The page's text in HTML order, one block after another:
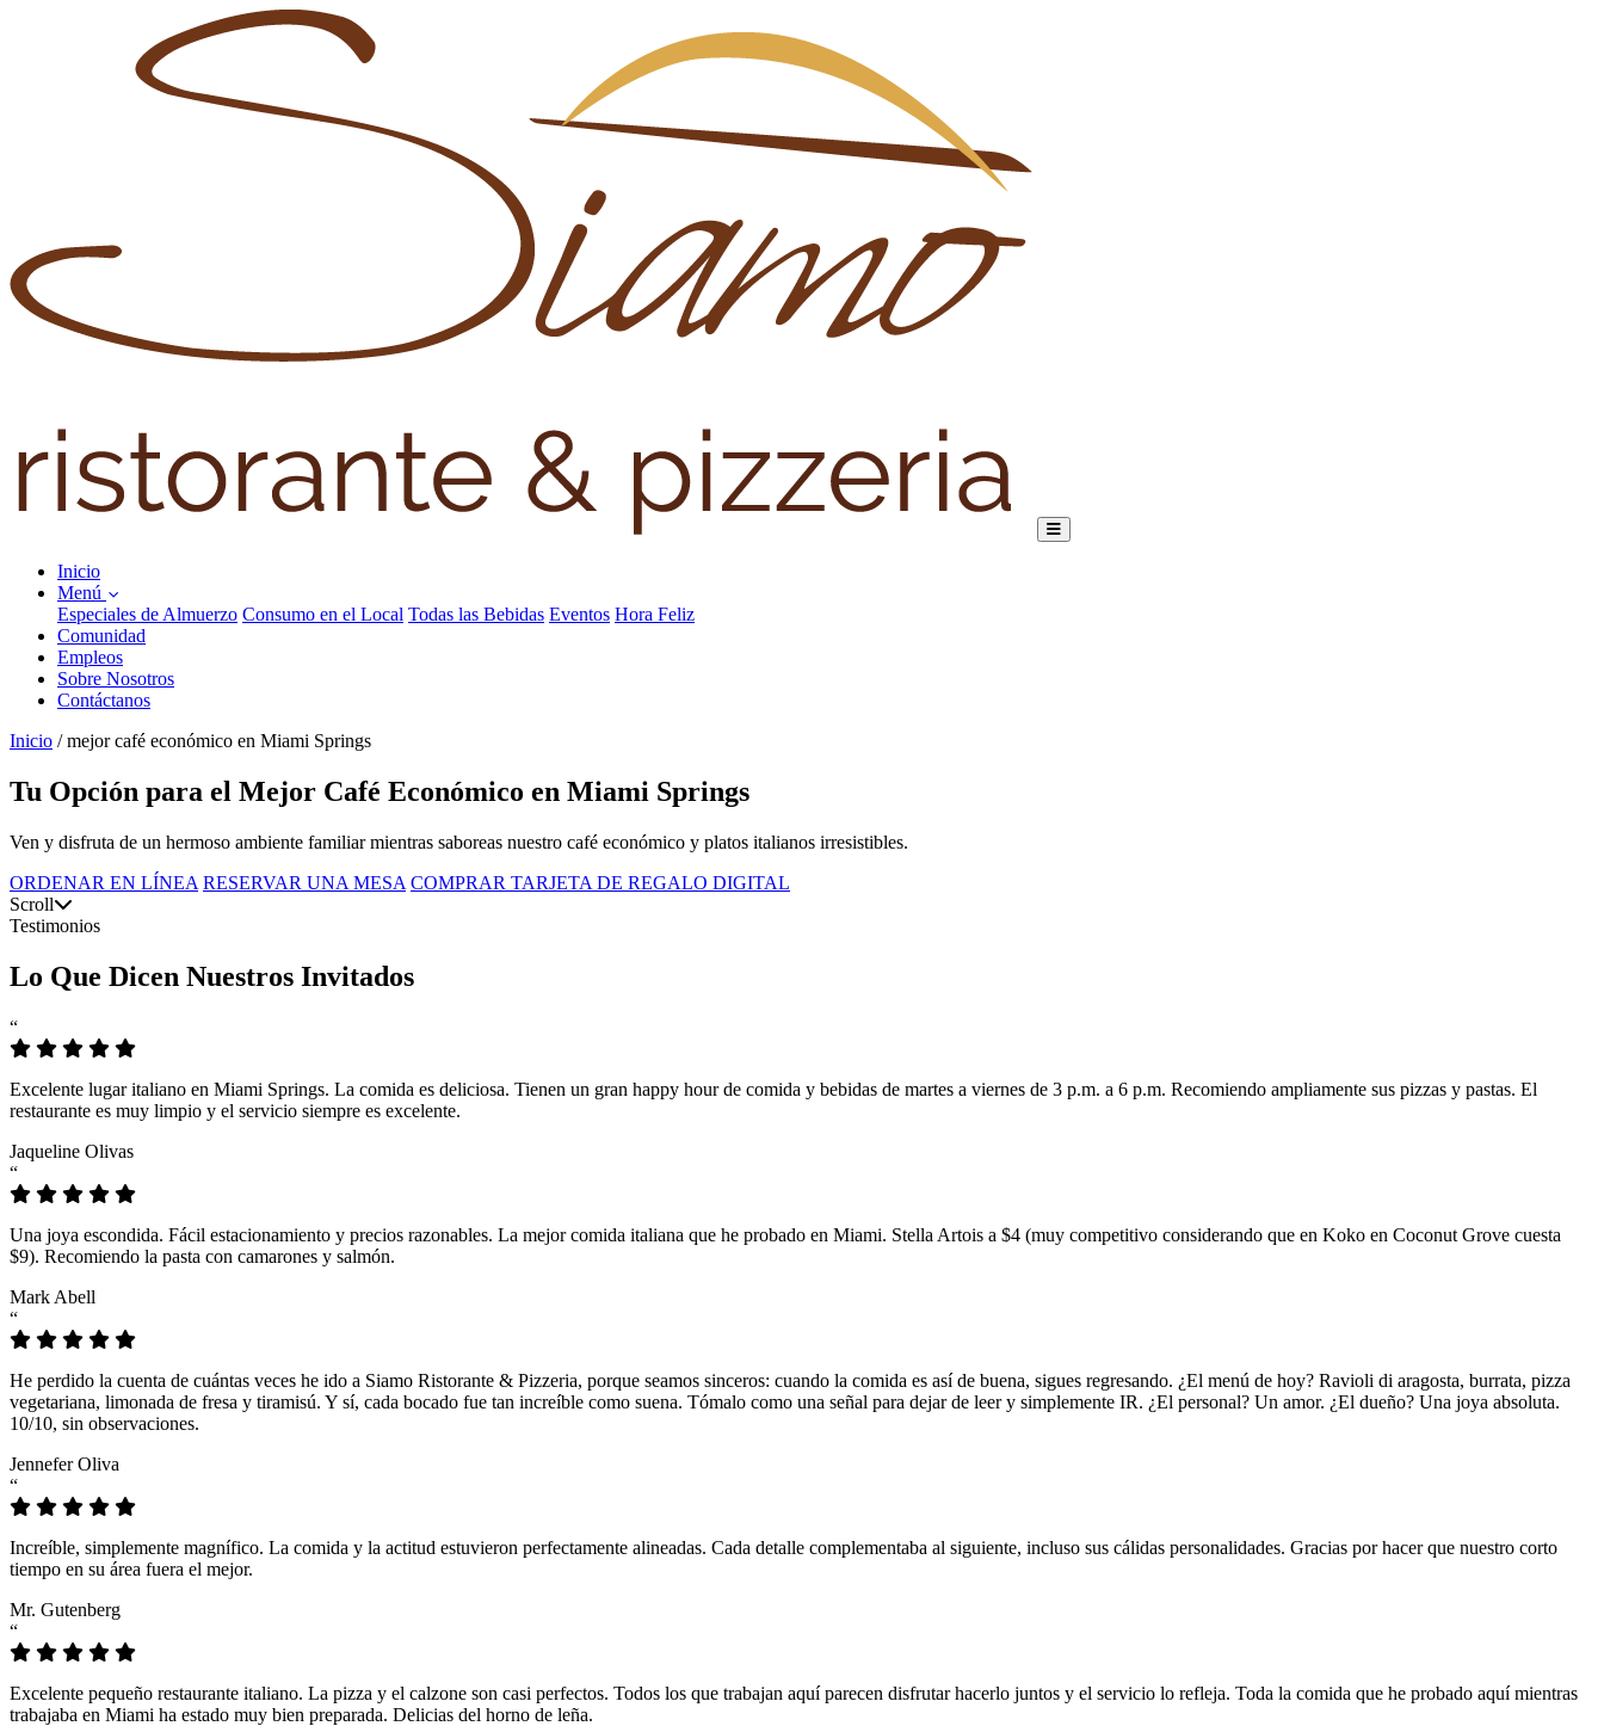
Inicio
Menú
Especiales de Almuerzo Consumo en el Local Todas las Bebidas Eventos Hora Feliz
Comunidad
Empleos
Sobre Nosotros
Contáctanos
Inicio / mejor café económico en Miami Springs
Tu Opción para el Mejor Café Económico en Miami Springs
Ven y disfruta de un hermoso ambiente familiar mientras saboreas nuestro café económico y platos italianos irresistibles.
ORDENAR EN LÍNEA RESERVAR UNA MESA COMPRAR TARJETA DE REGALO DIGITAL
Scroll
Testimonios
Lo Que Dicen Nuestros Invitados
“
Excelente lugar italiano en Miami Springs. La comida es deliciosa. Tienen un gran happy hour de comida y bebidas de martes a viernes de 3 p.m. a 6 p.m. Recomiendo ampliamente sus pizzas y pastas. El
restaurante es muy limpio y el servicio siempre es excelente.
Jaqueline Olivas
“
Una joya escondida. Fácil estacionamiento y precios razonables. La mejor comida italiana que he probado en Miami. Stella Artois a $4 (muy competitivo considerando que en Koko en Coconut Grove cuesta
$9). Recomiendo la pasta con camarones y salmón.
Mark Abell
“
He perdido la cuenta de cuántas veces he ido a Siamo Ristorante & Pizzeria, porque seamos sinceros: cuando la comida es así de buena, sigues regresando. ¿El menú de hoy? Ravioli di aragosta, burrata, pizza
vegetariana, limonada de fresa y tiramisú. Y sí, cada bocado fue tan increíble como suena. Tómalo como una señal para dejar de leer y simplemente IR. ¿El personal? Un amor. ¿El dueño? Una joya absoluta.
10/10, sin observaciones.
Jennefer Oliva
“
Increíble, simplemente magnífico. La comida y la actitud estuvieron perfectamente alineadas. Cada detalle complementaba al siguiente, incluso sus cálidas personalidades. Gracias por hacer que nuestro corto
tiempo en su área fuera el mejor.
Mr. Gutenberg
“
Excelente pequeño restaurante italiano. La pizza y el calzone son casi perfectos. Todos los que trabajan aquí parecen disfrutar hacerlo juntos y el servicio lo refleja. Toda la comida que he probado aquí mientras
trabajaba en Miami ha estado muy bien preparada. Delicias del horno de leña.